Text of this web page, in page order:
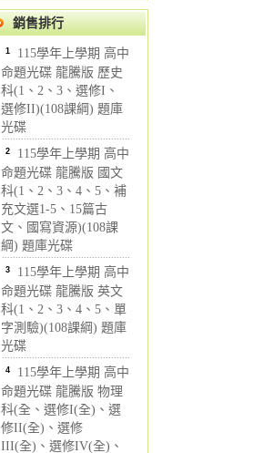
銷售排行
1 115學年上學期 高中
命題光碟 龍騰版 歷史
科(1、2、3、選修I、
選修II)(108課綱) 題庫
光碟
2 115學年上學期 高中
命題光碟 龍騰版 國文
科(1、2、3、4、5、補
充文選1-5、15篇古
文、國寫資源)(108課
綱) 題庫光碟
3 115學年上學期 高中
命題光碟 龍騰版 英文
科(1、2、3、4、5、單
字測驗)(108課綱) 題庫
光碟
4 115學年上學期 高中
命題光碟 龍騰版 物理
科(全、選修I(全)、選
修II(全)、選修
III(全)、選修IV(全)、